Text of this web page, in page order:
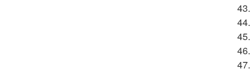
43.
44.
45.
46.
47.